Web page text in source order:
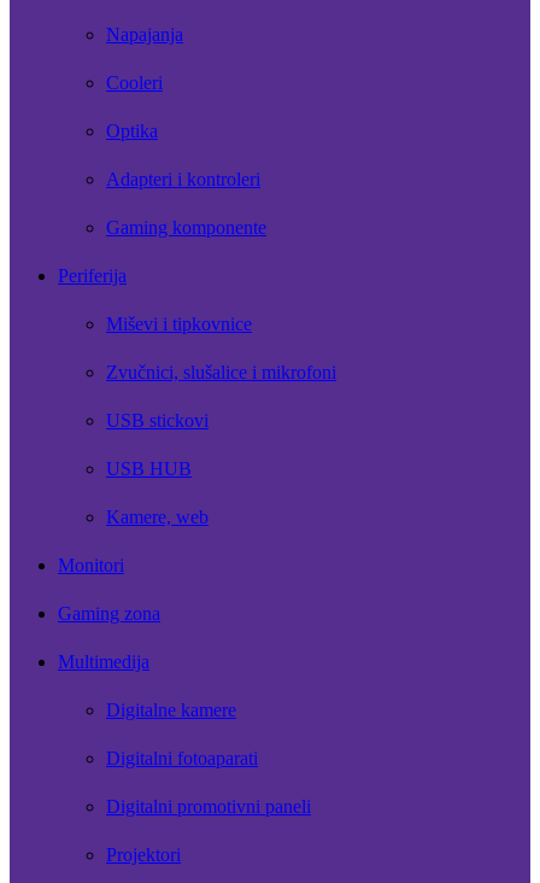
Napajanja
Cooleri
Optika
Adapteri i kontroleri
Gaming komponente
Periferija
Miševi i tipkovnice
Zvučnici, slušalice i mikrofoni
USB stickovi
USB HUB
Kamere, web
Monitori
Gaming zona
Multimedija
Digitalne kamere
Digitalni fotoaparati
Digitalni promotivni paneli
Projektori